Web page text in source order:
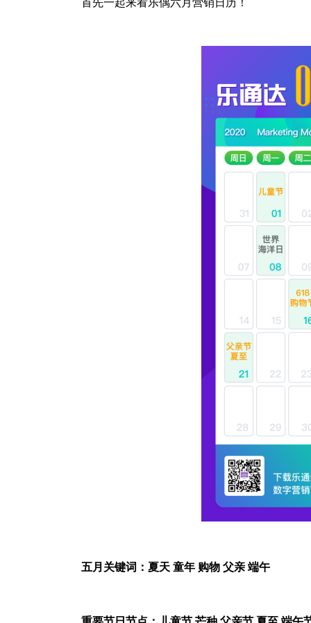
首先一起来看乐偶六月营销日历！
五月关键词：夏天 童年 购物 父亲 端午